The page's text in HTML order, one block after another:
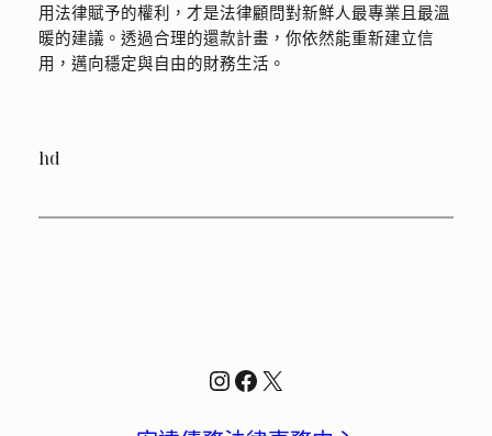
用法律賦予的權利，才是法律顧問對新鮮人最專業且最溫
暖的建議。透過合理的還款計畫，你依然能重新建立信
用，邁向穩定與自由的財務生活。
hd
Instagram
Facebook
X